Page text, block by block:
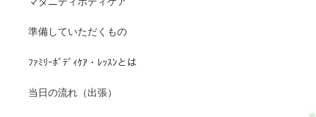
準備していただくもの
ﾌｧﾐﾘｰﾎﾞﾃﾞｨｹｱ・ﾚｯｽﾝとは
当日の流れ（出張）